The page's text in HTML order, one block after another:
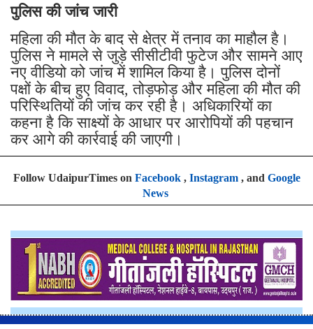
पुलिस की जांच जारी
महिला की मौत के बाद से क्षेत्र में तनाव का माहौल है।
पुलिस ने मामले से जुड़े सीसीटीवी फुटेज और सामने आए
नए वीडियो को जांच में शामिल किया है। पुलिस दोनों
पक्षों के बीच हुए विवाद, तोड़फोड़ और महिला की मौत की
परिस्थितियों की जांच कर रही है। अधिकारियों का
कहना है कि साक्ष्यों के आधार पर आरोपियों की पहचान
कर आगे की कार्रवाई की जाएगी।
Follow UdaipurTimes on Facebook, Instagram, and Google
News